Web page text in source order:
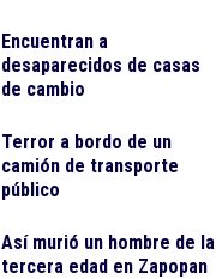
Encuentran a
desaparecidos de casas
de cambio
Terror a bordo de un
camión de transporte
público
Así murió un hombre de la
tercera edad en Zapopan